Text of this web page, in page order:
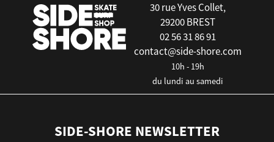
30 rue Yves Collet,
29200 BREST
02 56 31 86 91
contact@side-shore.com
10h - 19h
du lundi au samedi
SIDE-SHORE NEWSLETTER